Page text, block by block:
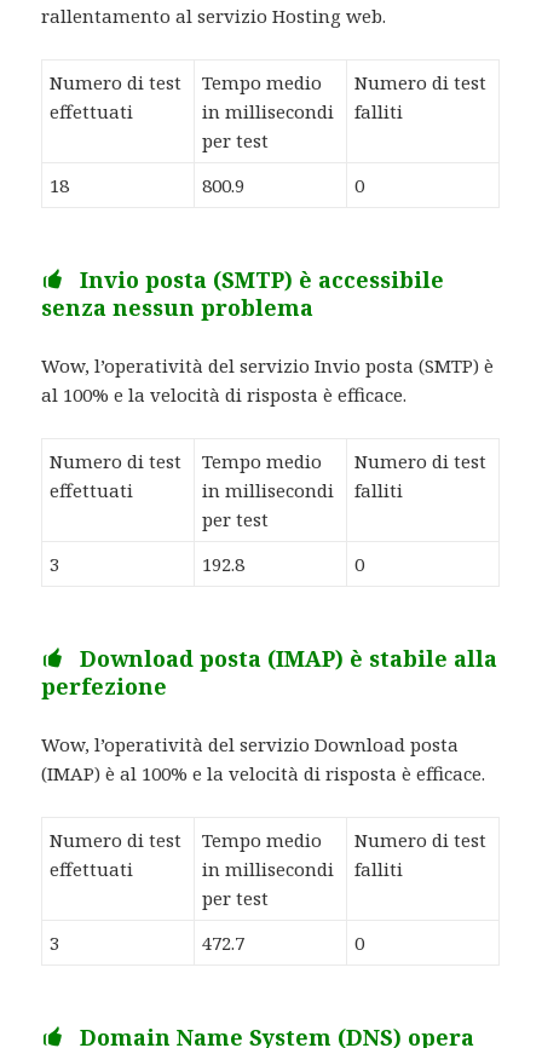
rallentamento al servizio Hosting web.
Numero di test
effettuati
Tempo medio
in millisecondi
per test
Numero di test
falliti
18 800.9 0
Invio posta (SMTP) è accessibile
senza nessun problema
Wow, l’operatività del servizio Invio posta (SMTP) è
al 100% e la velocità di risposta è efficace.
Numero di test
effettuati
Tempo medio
in millisecondi
per test
Numero di test
falliti
3 192.8 0
Download posta (IMAP) è stabile alla
perfezione
Wow, l’operatività del servizio Download posta
(IMAP) è al 100% e la velocità di risposta è efficace.
Numero di test
effettuati
Tempo medio
in millisecondi
per test
Numero di test
falliti
3 472.7 0
Domain Name System (DNS) opera